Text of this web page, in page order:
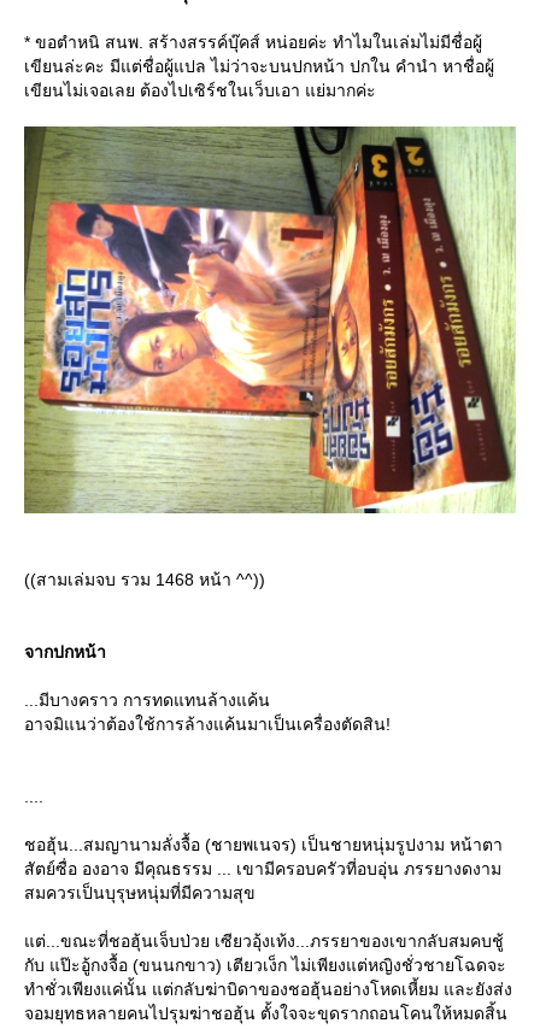
* ขอตำหนิ สนพ. สร้างสรรค์บุ๊คส์ หน่อยค่ะ ทำไมในเล่มไม่มีชื่อผู้
เขียนล่ะคะ มีแต่ชื่อผู้แปล ไม่ว่าจะบนปกหน้า ปกใน คำนำ หาชื่อผู้
เขียนไม่เจอเลย ต้องไปเซิร์ชในเว็บเอา แย่มากค่ะ
((สามเล่มจบ รวม 1468 หน้า ^^))
จากปกหน้า
...มีบางคราว การทดแทนล้างแค้น
อาจมิแนว่าต้องใช้การล้างแค้นมาเป็นเครื่องตัดสิน!
ชอฮุ้น...สมญานามลั่งจื้อ (ชายพเนจร) เป็นชายหนุ่มรูปงาม หน้าตา
สัตย์ซื่อ องอาจ มีคุณธรรม ... เขามีครอบครัวที่อบอุ่น ภรรยางดงาม
สมควรเป็นบุรุษหนุ่มที่มีความสุข
ต่...ขณะที่ชอฮุ้นเจ็บป่วย เซียวอุ้งเท้ง...ภรรยาของเขากลับสมคบชู้
กับ แป๊ะอู้กงจื้อ (ขนนกขาว) เตียวเง็ก ไม่เพียงแต่หญิงชั่วชายโฉดจะ
ทำชั่วเพียงแค่นั้น แต่กลับฆ่าบิดาของชอฮุ้นอย่างโหดเหี้ยม และยังส่ง
จอมยุทธหลายคนไปรุมฆ่าชอฮุ้น ตั้งใจจะขุดรากถอนโคนให้หมดสิ้น